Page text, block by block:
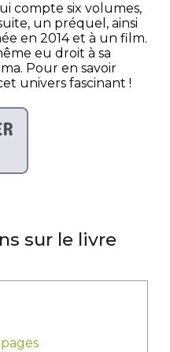
compte six volumes,
un préquel, ainsi
en 2014 et à un film.
eu droit à sa
Pour en savoir
univers fascinant !
sur le livre